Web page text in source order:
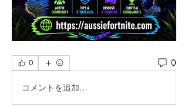
0 0
コメントを追加…